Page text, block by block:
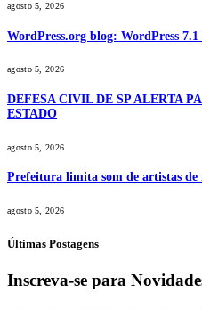
agosto 5, 2026
WordPress.org blog: WordPress 7.1
agosto 5, 2026
DEFESA CIVIL DE SP ALERTA
ESTADO
agosto 5, 2026
Prefeitura limita som de artistas de
agosto 5, 2026
Últimas Postagens
Inscreva-se para